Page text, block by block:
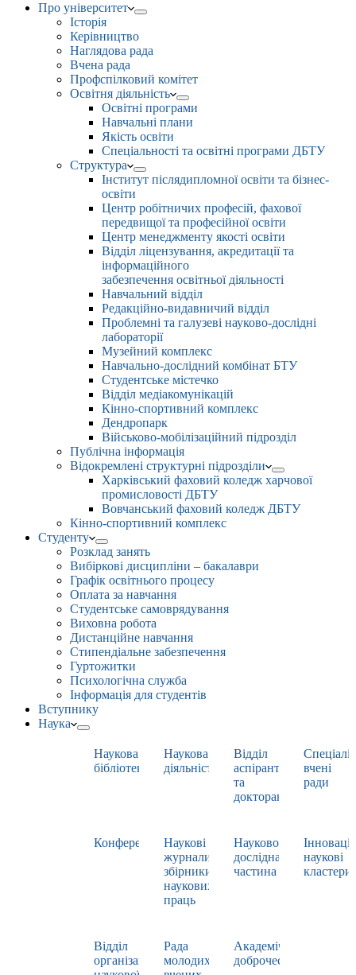
Про університет
Історія
Керівництво
Наглядова рада
Вчена рада
Профспілковий комітет
Освітня діяльність
Освітні програми
Навчальні плани
Якість освіти
Спеціальності та освітні програми ДБТУ
Структура
Інститут післядипломної освіти та бізнес-
освіти
Центр робітничих професій, фахової
передвищої та професійної освіти
Центр менеджменту якості освіти
Відділ ліцензування, акредитації та
інформаційного
забезпечення освітньої діяльності
Навчальний відділ
Редакційно-видавничий відділ
Проблемні та галузеві науково-дослідні
лабораторії
Музейний комплекс
Навчально-дослідний комбінат БТУ
Студентське містечко
Відділ медіакомунікацій
Кінно-спортивний комплекс
Дендропарк
Військово-мобілізаційний підрозділ
Публічна інформація
Відокремлені структурні підрозділи
Харківський фаховий коледж харчової
промисловості ДБТУ
Вовчанський фаховий коледж ДБТУ
Кінно-спортивний комплекс
Студенту
Розклад занять
Вибіркові дисципліни – бакалаври
Графік освітнього процесу
Оплата за навчання
Студентське самоврядування
Виховна робота
Дистанційне навчання
Стипендіальне забезпечення
Гуртожитки
Психологічна служба
Інформація для студентів
Вступнику
Наука
Наукова
бібліотека
Наукова
діяльність
Відділ
аспірантури
та
докторантури
вчені
ради
Конференції
Наукові
журнали,
збірники
наукових
праць
Науково-
дослідна
частина
наукові
кластери
Відділ
організації
Рада
молодих
Академічна
доброчесність